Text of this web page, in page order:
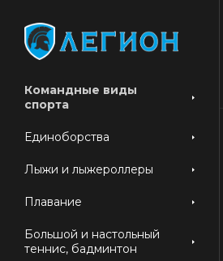
Командные виды
спорта
Единоборства
Лыжи и лыжероллеры
Плавание
Большой и настольный
теннис, бадминтон